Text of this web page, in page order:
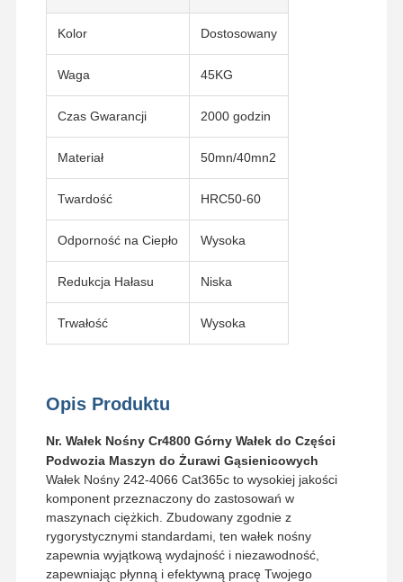
Dom Produkty Filmy Pokaz VR
Kolor Dostosowany
Waga 45KG
Czas Gwarancji 2000 godzin
Materiał 50mn/40mn2
Twardość HRC50-60
Odporność na Ciepło Wysoka
Redukcja Hałasu Niska
Trwałość Wysoka
Opis Produktu
Nr. Wałek Nośny Cr4800 Górny Wałek do Części
Podwozia Maszyn do Żurawi Gąsienicowych
Wałek Nośny 242-4066 Cat365c to wysokiej jakości
komponent przeznaczony do zastosowań w
maszynach ciężkich. Zbudowany zgodnie z
rygorystycznymi standardami, ten wałek nośny
zapewnia wyjątkową wydajność i niezawodność,
zapewniając płynną i efektywną pracę Twojego